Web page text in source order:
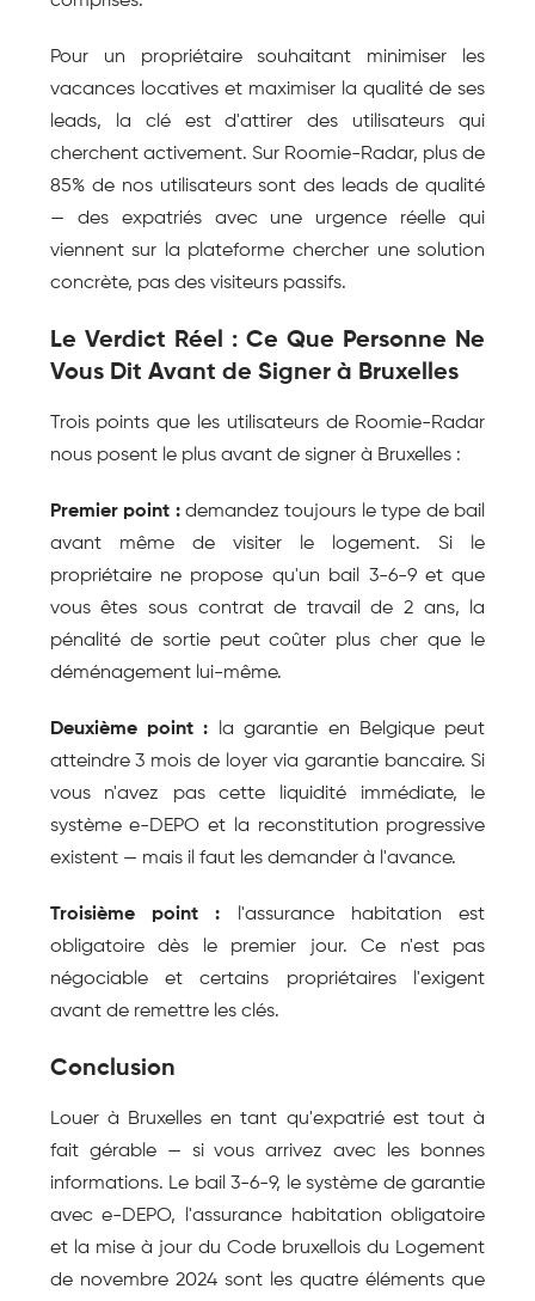
Pour un propriétaire souhaitant minimiser les
vacances locatives et maximiser la qualité de ses
leads, la clé est d'attirer des utilisateurs qui
cherchent activement. Sur Roomie-Radar, plus de
85% de nos utilisateurs sont des leads de qualité
— des expatriés avec une urgence réelle qui
viennent sur la plateforme chercher une solution
concrète, pas des visiteurs passifs.
Le Verdict Réel : Ce Que Personne Ne
Vous Dit Avant de Signer à Bruxelles
Trois points que les utilisateurs de Roomie-Radar
nous posent le plus avant de signer à Bruxelles :
Premier point : demandez toujours le type de bail
avant même de visiter le logement. Si le
propriétaire ne propose qu'un bail 3-6-9 et que
vous êtes sous contrat de travail de 2 ans, la
pénalité de sortie peut coûter plus cher que le
déménagement lui-même.
Deuxième point : la garantie en Belgique peut
atteindre 3 mois de loyer via garantie bancaire. Si
vous n'avez pas cette liquidité immédiate, le
système e-DEPO et la reconstitution progressive
existent — mais il faut les demander à l'avance.
Troisième point : l'assurance habitation est
obligatoire dès le premier jour. Ce n'est pas
négociable et certains propriétaires l'exigent
avant de remettre les clés.
Conclusion
Louer à Bruxelles en tant qu'expatrié est tout à
fait gérable — si vous arrivez avec les bonnes
informations. Le bail 3-6-9, le système de garantie
avec e-DEPO, l'assurance habitation obligatoire
et la mise à jour du Code bruxellois du Logement
de novembre 2024 sont les quatre éléments que